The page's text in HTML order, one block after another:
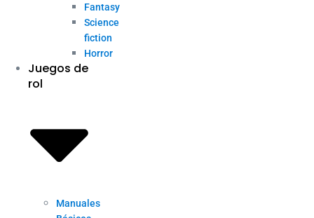
Fantasy
Science
fiction
Horror
Juegos de
rol
Manuales